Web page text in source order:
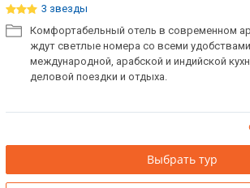
3 звезды
Комфортабельный отель в современном
ждут светлые номера со всеми
международной, арабской и индийской
деловой поездки и отдыха.
Выбрать тур